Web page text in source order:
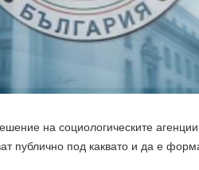
на социологическите
публично под каквато и да е